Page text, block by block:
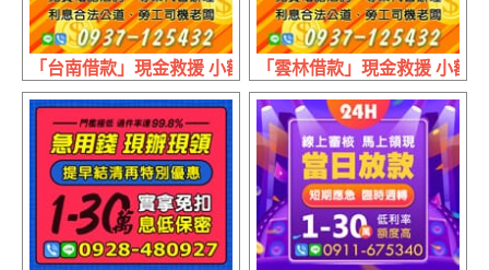
「台南借款」現金救援 小額借貸 | 利息合法公道 勞工司機
「雲林借款」現金救援 小額